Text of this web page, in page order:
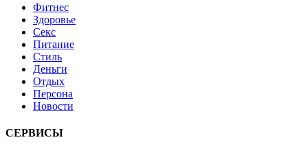
Фитнес
Здоровье
Секс
Питание
Стиль
Деньги
Отдых
Персона
Новости
СЕРВИСЫ